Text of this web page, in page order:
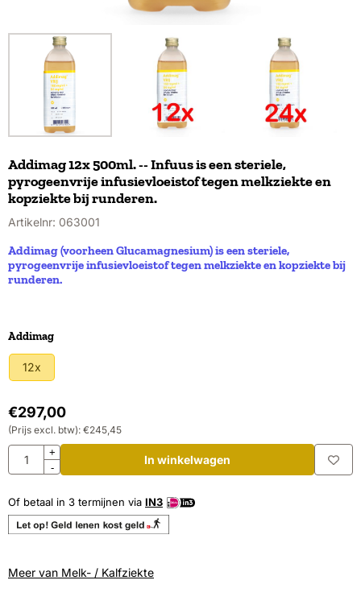
Addimag 12x 500ml. -- Infuus is een steriele,
pyrogeenvrije infusievloeistof tegen melkziekte en
kopziekte bij runderen.
Artikelnr: 063001
Addimag (voorheen Glucamagnesium) is een steriele,
pyrogeenvrije infusievloeistof tegen melkziekte en kopziekte bij
runderen.
Maak een keuze voor
Addimag
12x
€297,00
(Prijs excl. btw): €245,45
Aantal
+
-
In winkelwagen
Of betaal in 3 termijnen via IN3
Meer van Melk- / Kalfziekte